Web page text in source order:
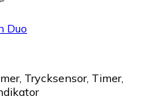
Duo
Trycksensor, Timer,